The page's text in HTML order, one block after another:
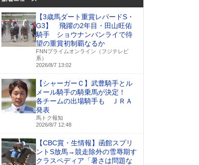
【3歳馬ダート重賞レパードS・
G3】 飛躍の2年目・田山旺佑
騎手 ショウナンバンライで待
望の重賞初制覇なるか
FNNプライムオンライン（フジテレビ
系）
2026/8/7 13:02
【シャーガーＣ】武豊騎手とル
メール騎手の騎乗馬が決定！
各チームの出場騎手も ＪＲＡ
発表
馬トク報知
2026/8/7 12:48
【CBC賞・生情報】函館スプリ
ントS放馬→競走除外の雪辱期す
クラスペディア「暑さは問題な